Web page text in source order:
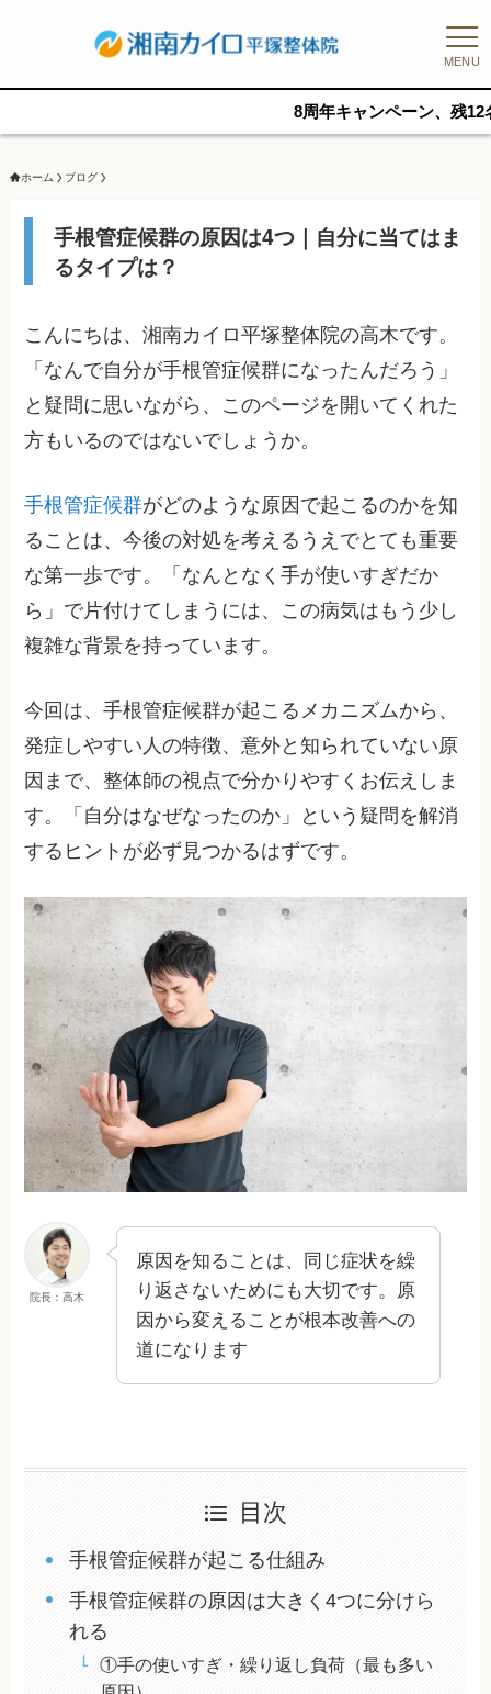
MENU
8周年キャンペーン、残12名/10日(土
ホーム ブログ
手根管症候群の原因は4つ｜自分に当てはま
るタイプは？
こんにちは、湘南カイロ平塚整体院の高木です。
「なんで自分が手根管症候群になったんだろう」
と疑問に思いながら、このページを開いてくれた
方もいるのではないでしょうか。
手根管症候群がどのような原因で起こるのかを知
ることは、今後の対処を考えるうえでとても重要
な第一歩です。「なんとなく手が使いすぎだか
ら」で片付けてしまうには、この病気はもう少し
複雑な背景を持っています。
今回は、手根管症候群が起こるメカニズムから、
発症しやすい人の特徴、意外と知られていない原
因まで、整体師の視点で分かりやすくお伝えしま
す。「自分はなぜなったのか」という疑問を解消
するヒントが必ず見つかるはずです。
院長：高木
原因を知ることは、同じ症状を繰
り返さないためにも大切です。原
因から変えることが根本改善への
道になります
目次
手根管症候群が起こる仕組み
手根管症候群の原因は大きく4つに分けら
れる
①手の使いすぎ・繰り返し負荷（最も多い